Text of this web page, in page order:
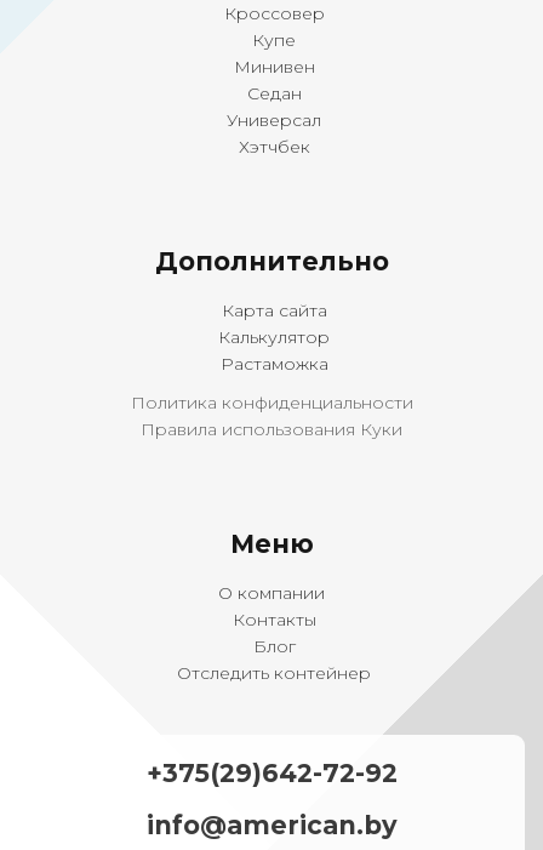
Кроссовер
Купе
Минивен
Седан
Универсал
Хэтчбек
Дополнительно
Карта сайта
Калькулятор
Растаможка
Политика конфиденциальности
Правила использования Куки
Меню
О компании
Контакты
Блог
Отследить контейнер
+375(29)642-72-92
info@american.by